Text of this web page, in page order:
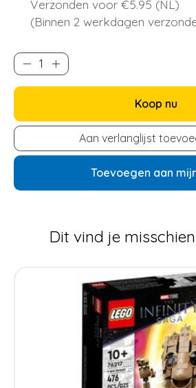
Verzonden voor €5.95 (NL)
(Binnen 2 werkdagen
Koop nu
Aan verlanglijst
Toevoegen aan
Dit vind je
Items van productcarrousel